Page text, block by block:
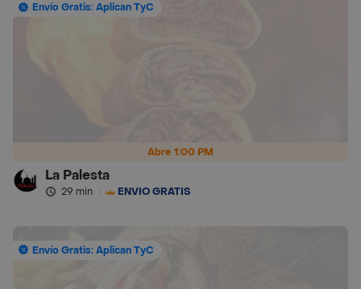
Abre 1:00 PM
Envío Gratis: Aplican TyC
La Palesta
29 min · ENVÍO GRATIS
Envío Gratis: Aplican TyC